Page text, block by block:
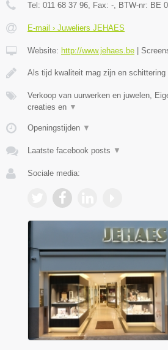
Tel: 011 68 37 96, Fax: -, BTW-nr: BE
E-mail › Juweliers JEHAES
Website: http://www.jehaes.be
Als tijd kwaliteit mag zijn en schittering
Verkoop van uurwerken en juwelen,
creaties en ▼
Openingstijden ▼
Laatste facebook posts ▼
Sociale media: